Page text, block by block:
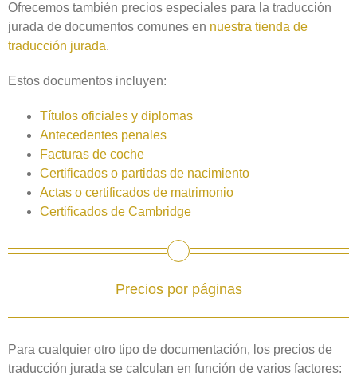
Ofrecemos también precios especiales para la traducción
jurada de documentos comunes en nuestra tienda de
traducción jurada.
Estos documentos incluyen:
Títulos oficiales y diplomas
Antecedentes penales
Facturas de coche
Certificados o partidas de nacimiento
Actas o certificados de matrimonio
Certificados de Cambridge
Precios por páginas
Para cualquier otro tipo de documentación, los precios de
traducción jurada se calculan en función de varios factores: